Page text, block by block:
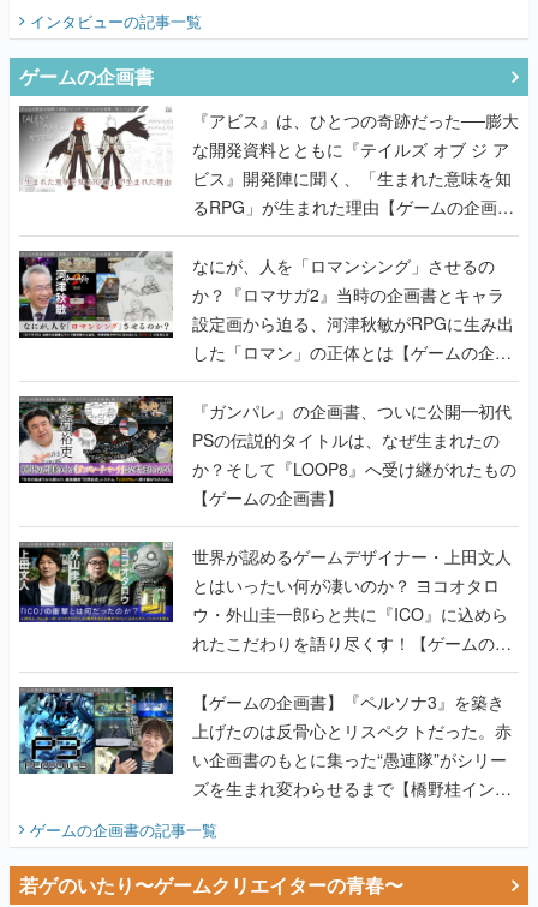
インタビューの記事一覧
ゲームの企画書
『アビス』は、ひとつの奇跡だった──膨大
な開発資料とともに『テイルズ オブ ジ ア
ビス』開発陣に聞く、「生まれた意味を知
るRPG」が生まれた理由【ゲームの企画
書】
なにが、人を「ロマンシング」させるの
か？『ロマサガ2』当時の企画書とキャラ
設定画から迫る、河津秋敏がRPGに生み出
した「ロマン」の正体とは【ゲームの企画
書】
『ガンパレ』の企画書、ついに公開━初代
PSの伝説的タイトルは、なぜ生まれたの
か？そして『LOOP8』へ受け継がれたもの
【ゲームの企画書】
世界が認めるゲームデザイナー・上田文人
とはいったい何が凄いのか？ ヨコオタロ
ウ・外山圭一郎らと共に『ICO』に込めら
れたこだわりを語り尽くす！【ゲームの企
画書】
【ゲームの企画書】『ペルソナ3』を築き
上げたのは反骨心とリスペクトだった。赤
い企画書のもとに集った“愚連隊”がシリー
ズを生まれ変わらせるまで【橋野桂インタ
ビュー】
ゲームの企画書の記事一覧
若ゲのいたり〜ゲームクリエイターの青春〜